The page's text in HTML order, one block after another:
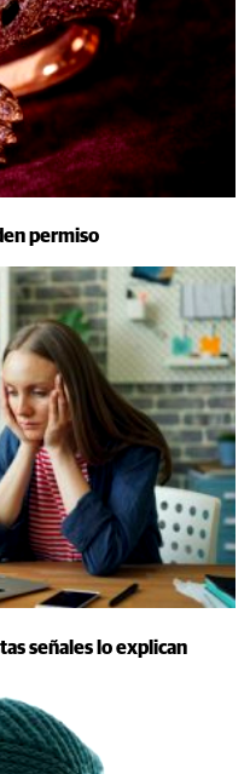
permiso
señales lo explican